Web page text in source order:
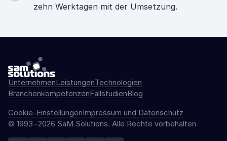
zehn Werktagen mit der Umsetzung.
UnternehmenLeistungenTechnologien
BranchenkompetenzenFallstudienBlog
Cookie-EinstellungenImpressum und Datenschutz
© 1993−2026 SaM Solutions. Alle Rechte vorbehalten